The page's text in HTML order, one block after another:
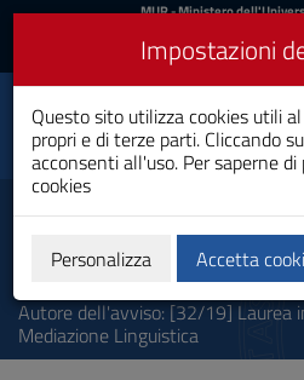
Vai
al
navigazione
del
sito
MIUR
Accedi
MUR- Ministero
Accedi
Toggle
navigation
Università
Studi di
Rassegna di
2 -3-4 febbraio
Autore dell'avviso: [32/19] Laurea
Mediazione Linguistica
Impostazioni
Questo sito utilizza cookies utili
propri e di terze parti. Cliccando
acconsenti all'uso. Per saperne di
cookies
Personalizza Accetta